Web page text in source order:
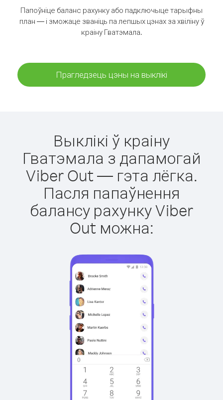
Папоўніце баланс рахунку або падключыце тарыфны
план — і зможаце званіць па лепшых цэнах за хвіліну ў
краіну Гватэмала.
Прагледзець цэны на выклікі
Выклікі ў краіну
Гватэмала з дапамогай
Viber Out — гэта лёгка.
Пасля папаўнення
балансу рахунку Viber
Out можна: